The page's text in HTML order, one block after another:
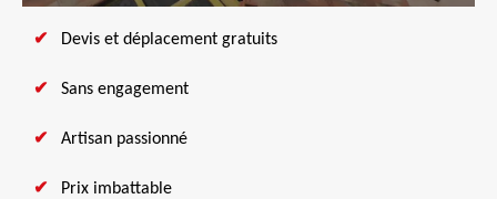
Devis et déplacement gratuits
Sans engagement
Artisan passionné
Prix imbattable